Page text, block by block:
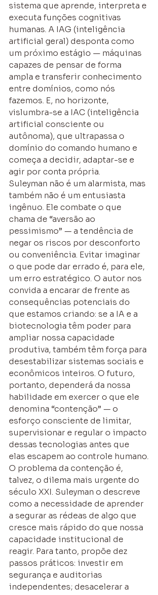
sistema que aprende, interpreta e
executa funções cognitivas
humanas. A IAG (inteligência
artificial geral) desponta como
um próximo estágio — máquinas
capazes de pensar de forma
ampla e transferir conhecimento
entre domínios, como nós
fazemos. E, no horizonte,
vislumbra-se a IAC (inteligência
artificial consciente ou
autônoma), que ultrapassa o
domínio do comando humano e
começa a decidir, adaptar-se e
agir por conta própria.
Suleyman não é um alarmista, mas
também não é um entusiasta
ingênuo. Ele combate o que
chama de “aversão ao
pessimismo” — a tendência de
negar os riscos por desconforto
ou conveniência. Evitar imaginar
o que pode dar errado é, para ele,
um erro estratégico. O autor nos
convida a encarar de frente as
consequências potenciais do
que estamos criando: se a IA e a
biotecnologia têm poder para
ampliar nossa capacidade
produtiva, também têm força para
desestabilizar sistemas sociais e
econômicos inteiros. O futuro,
portanto, dependerá da nossa
habilidade em exercer o que ele
denomina “contenção” — o
esforço consciente de limitar,
supervisionar e regular o impacto
dessas tecnologias antes que
elas escapem ao controle humano.
O problema da contenção é,
talvez, o dilema mais urgente do
século XXI. Suleyman o descreve
como a necessidade de aprender
a segurar as rédeas de algo que
cresce mais rápido do que nossa
capacidade institucional de
reagir. Para tanto, propõe dez
passos práticos: investir em
segurança e auditorias
independentes; desacelerar a